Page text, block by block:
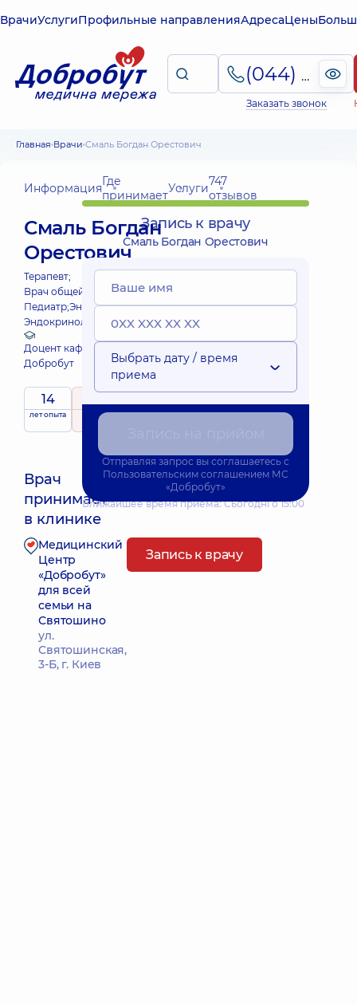
ВрачиУслугиПрофильные направленияАдресаЦены
(044) 495-2-888
Заказать звонок
Главная Врачи Смаль Богдан Орестович
ИнформацияГде
принимаетУслуги747
отзывов
Смаль Богдан
Орестович
Терапевт;
Врач общей практики - семейный врач;
Педиатр;Эндокринолог;
Эндокринолог детский;
Доцент кафедри загальної медицини Академії
Добробут
14
лет опыта рейтингна основе
747 отзывов
Врач
принимает
в клинике
Ближайшее время приема: Сьогодні о 15:00
Медицинский
Центр
«Добробут»
для всей
семьи на
Святошино
ул.
Святошинская,
3-Б, г. Киев
Запись к врачу
Запись к врачу
Смаль Богдан Орестович
Выбрать дату / время
приема
Отправляя запрос вы соглашаетесь с
Пользовательским соглашением МС
«Добробут»